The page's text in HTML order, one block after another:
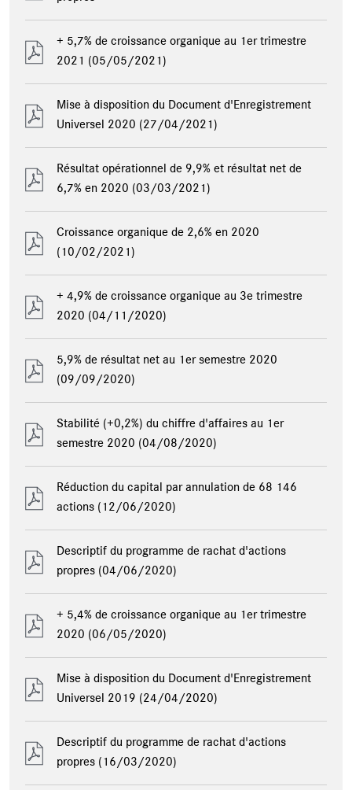
+ 5,7% de croissance organique au 1er trimestre
2021 (05/05/2021)
Mise à disposition du Document d'Enregistrement
Universel 2020 (27/04/2021)
Résultat opérationnel de 9,9% et résultat net de
6,7% en 2020 (03/03/2021)
Croissance organique de 2,6% en 2020
(10/02/2021)
+ 4,9% de croissance organique au 3e trimestre
2020 (04/11/2020)
5,9% de résultat net au 1er semestre 2020
(09/09/2020)
Stabilité (+0,2%) du chiffre d'affaires au 1er
semestre 2020 (04/08/2020)
Réduction du capital par annulation de 68 146
actions (12/06/2020)
Descriptif du programme de rachat d'actions
propres (04/06/2020)
+ 5,4% de croissance organique au 1er trimestre
2020 (06/05/2020)
Mise à disposition du Document d'Enregistrement
Universel 2019 (24/04/2020)
Descriptif du programme de rachat d'actions
propres (16/03/2020)